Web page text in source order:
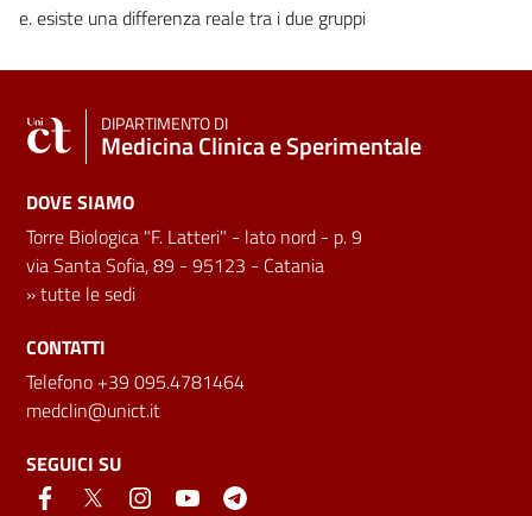
e. esiste una differenza reale tra i due gruppi
DIPARTIMENTO DI
Medicina Clinica e Sperimentale
DOVE SIAMO
Torre Biologica "F. Latteri" - lato nord - p. 9
via Santa Sofia, 89 - 95123 - Catania
»tutte le sedi
CONTATTI
Telefono +39 095.4781464
medclin@unict.it
SEGUICI SU